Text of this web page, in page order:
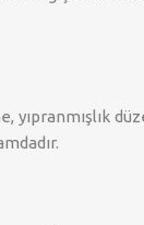
yıpranmışlık